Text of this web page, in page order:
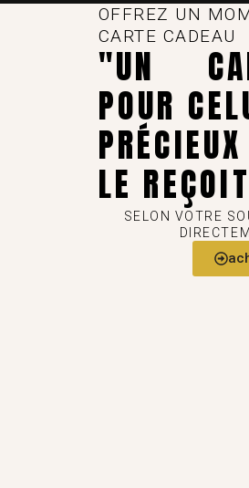
OFFREZ UN
CARTE CADEAU
"UN
POUR
LE
SELON VOTRE